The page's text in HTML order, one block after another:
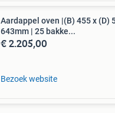
Aardappel oven |(B) 455 x (D)
643mm | 25 bakke...
€ 2.205,00
Bezoek website